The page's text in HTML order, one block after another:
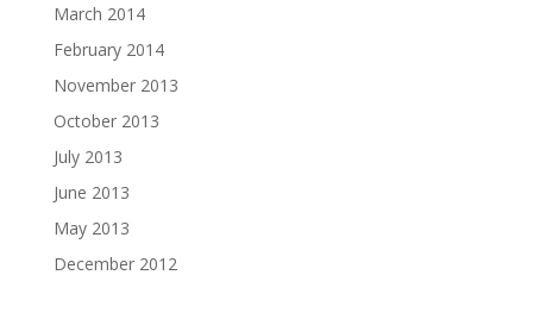
March 2014
February 2014
November 2013
October 2013
July 2013
June 2013
May 2013
December 2012